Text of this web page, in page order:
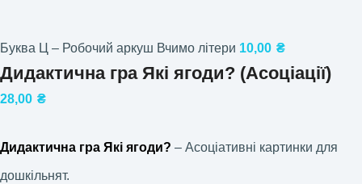
Буква Ц – Робочий аркуш Вчимо літери 10,00 ₴
Дидактична гра Які ягоди? (Асоціації)
28,00 ₴
Дидактична гра Які ягоди? – Асоціативні картинки для
дошкільнят.